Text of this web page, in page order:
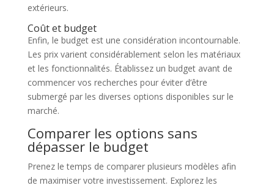
extérieurs.
Coût et budget
Enfin, le budget est une considération incontournable.
Les prix varient considérablement selon les matériaux
et les fonctionnalités. Établissez un budget avant de
commencer vos recherches pour éviter d’être
submergé par les diverses options disponibles sur le
marché.
Comparer les options sans
dépasser le budget
Prenez le temps de comparer plusieurs modèles afin
de maximiser votre investissement. Explorez les